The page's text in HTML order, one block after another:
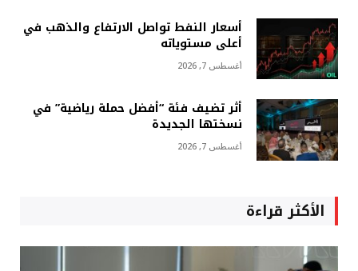
أسعار النفط تواصل الارتفاع والذهب في
أعلى مستوياته
أغسطس 7, 2026
أثر تضيف فئة “أفضل حملة رياضية” في
نسختها الجديدة
أغسطس 7, 2026
الأكثر قراءة